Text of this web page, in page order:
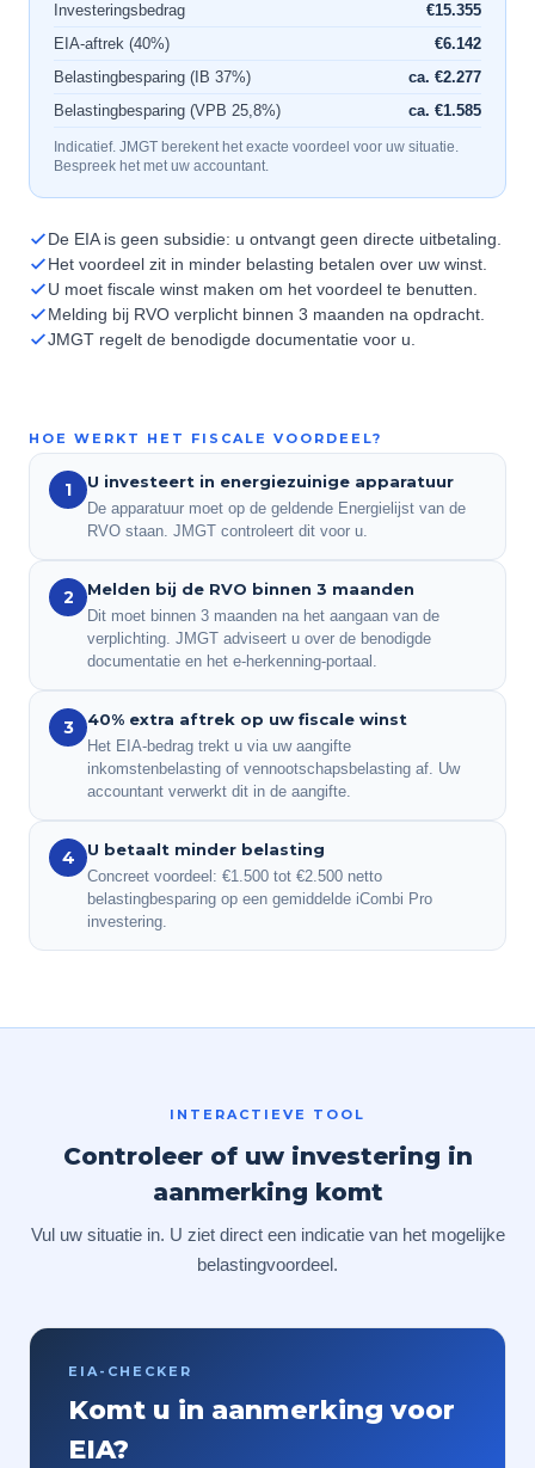
Investeringsbedrag
€15.355
EIA-aftrek (40%)
€6.142
Belastingbesparing (IB 37%)
ca. €2.277
Belastingbesparing (VPB 25,8%)
ca. €1.585
Indicatief. JMGT berekent het exacte voordeel voor uw situatie.
Bespreek het met uw accountant.
De EIA is geen subsidie: u ontvangt geen directe uitbetaling.
Het voordeel zit in minder belasting betalen over uw winst.
U moet fiscale winst maken om het voordeel te benutten.
Melding bij RVO verplicht binnen 3 maanden na opdracht.
JMGT regelt de benodigde documentatie voor u.
HOE WERKT HET FISCALE VOORDEEL?
1 U investeert in energiezuinige apparatuur
De apparatuur moet op de geldende Energielijst van de
RVO staan. JMGT controleert dit voor u.
2 Melden bij de RVO binnen 3 maanden
Dit moet binnen 3 maanden na het aangaan van de
verplichting. JMGT adviseert u over de benodigde
documentatie en het e-herkenning-portaal.
3 40% extra aftrek op uw fiscale winst
Het EIA-bedrag trekt u via uw aangifte
inkomstenbelasting of vennootschapsbelasting af. Uw
accountant verwerkt dit in de aangifte.
4 U betaalt minder belasting
Concreet voordeel: €1.500 tot €2.500 netto
belastingbesparing op een gemiddelde iCombi Pro
investering.
INTERACTIEVE TOOL
Controleer of uw investering in
aanmerking komt
Vul uw situatie in. U ziet direct een indicatie van het mogelijke
belastingvoordeel.
EIA-CHECKER
Komt u in aanmerking voor
EIA?